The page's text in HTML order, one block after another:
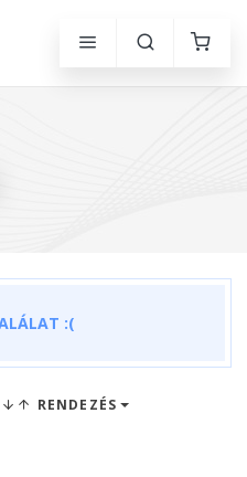
:(
RENDEZÉS